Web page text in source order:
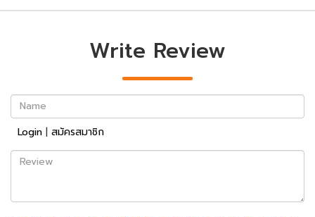
Write Review
Name
Login | สมัครสมาชิก
Review